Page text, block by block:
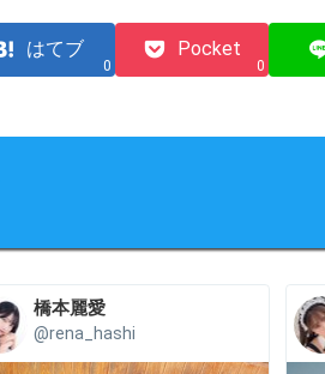
はてブ
0
Pocket
0
橋本麗愛
@rena_hashi